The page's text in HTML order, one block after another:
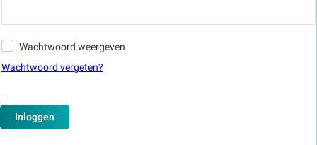
Wachtwoord weergeven
Wachtwoord vergeten?
Inloggen